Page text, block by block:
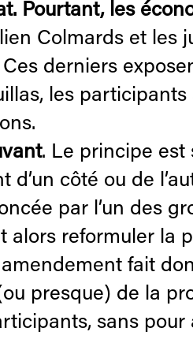
Pourtant, les
Colmards et les
derniers
les participants
. Le principe est
côté ou de
par l’un des
alors reformuler la
fait
presque) de la
sans